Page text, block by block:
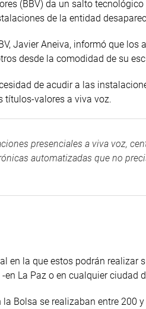
(BBV) da un salto
de la entidad
Javier Aneiva, informó que
desde la comodidad de su
de acudir a las
títulos-valores a viva voz.
presenciales a viva voz,
automatizadas que no
en la que estos podrán
La Paz o en cualquier ciudad
la Bolsa se realizaban entre